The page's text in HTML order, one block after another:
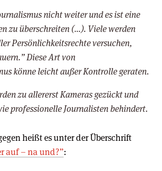
nicht weiter und es ist eine
zu überschreiten (…). Viele werden
Persönlichkeitsrechte versuchen,
Diese Art von
könne leicht außer Kontrolle geraten.
zu allererst Kameras gezückt und
professionelle Journalisten behindert.
heißt es unter der Überschrift
auf – na und?”: